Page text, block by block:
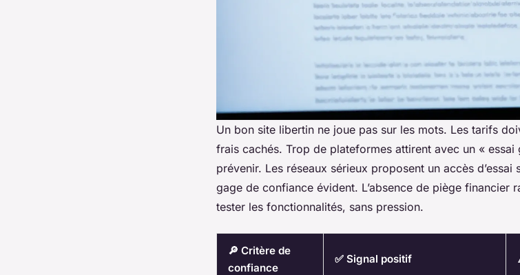
Un bon site libertin ne joue pas sur les mots. Les tarifs
frais cachés. Trop de plateformes attirent avec un «
prévenir. Les réseaux sérieux proposent un accès
gage de confiance évident. L’absence de piège financier
tester les fonctionnalités, sans pression.
🔎 Critère de
confiance
✅ Signal positif